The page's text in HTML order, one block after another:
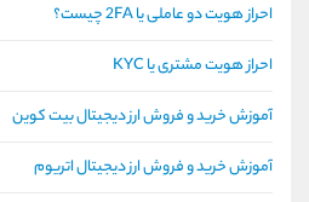
احراز هویت دو عاملی یا 2FA چیست؟
احراز هویت مشتری یا KYC
آموزش خرید و فروش ارز دیجیتال بیت کوین
آموزش خرید و فروش ارز دیجیتال اتریوم